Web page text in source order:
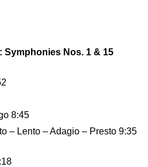
Symphonies Nos. 1 & 15
8:45
– Lento – Adagio – Presto 9:35